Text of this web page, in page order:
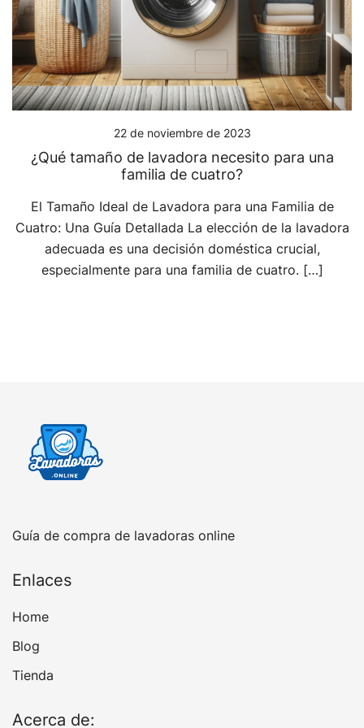
22 de noviembre de 2023
¿Qué tamaño de lavadora necesito para una
familia de cuatro?
El Tamaño Ideal de Lavadora para una Familia de
Cuatro: Una Guía Detallada La elección de la lavadora
adecuada es una decisión doméstica crucial,
especialmente para una familia de cuatro. […]
Guía de compra de lavadoras online
Enlaces
Home
Blog
Tienda
Acerca de: